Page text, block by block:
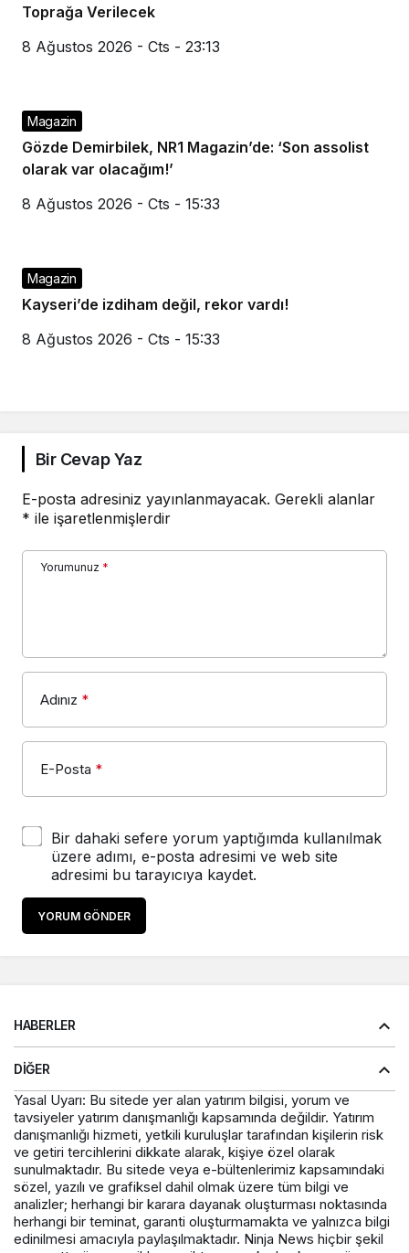
Toprağa Verilecek
8 Ağustos 2026 - Cts - 23:13
Magazin
Gözde Demirbilek, NR1 Magazin’de: ‘Son assolist
olarak var olacağım!’
8 Ağustos 2026 - Cts - 15:33
Magazin
Kayseri’de izdiham değil, rekor vardı!
8 Ağustos 2026 - Cts - 15:33
Bir Cevap Yaz
E-posta adresiniz yayınlanmayacak. Gerekli alanlar
* ile işaretlenmişlerdir
Yorumunuz *
Adınız *
E-Posta *
Bir dahaki sefere yorum yaptığımda kullanılmak
üzere adımı, e-posta adresimi ve web site
adresimi bu tarayıcıya kaydet.
YORUM GÖNDER
HABERLER
DIĞER
Yasal Uyarı: Bu sitede yer alan yatırım bilgisi, yorum ve
tavsiyeler yatırım danışmanlığı kapsamında değildir. Yatırım
danışmanlığı hizmeti, yetkili kuruluşlar tarafından kişilerin risk
ve getiri tercihlerini dikkate alarak, kişiye özel olarak
sunulmaktadır. Bu sitede veya e-bültenlerimiz kapsamındaki
sözel, yazılı ve grafiksel dahil olmak üzere tüm bilgi ve
analizler; herhangi bir karara dayanak oluşturması noktasında
herhangi bir teminat, garanti oluşturmamakta ve yalnızca bilgi
edinilmesi amacıyla paylaşılmaktadır. Ninja News hiçbir şekil